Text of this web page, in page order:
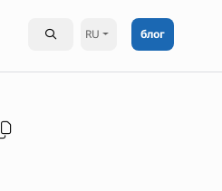
RU блог